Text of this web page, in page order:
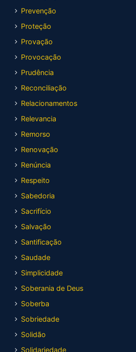
Prevenção
Proteção
Provação
Provocação
Prudência
Reconciliação
Relacionamentos
Relevancia
Remorso
Renovação
Renúncia
Respeito
Sabedoria
Sacrifício
Salvação
Santificação
Saudade
Simplicidade
Soberania de Deus
Soberba
Sobriedade
Solidão
Solidariedade